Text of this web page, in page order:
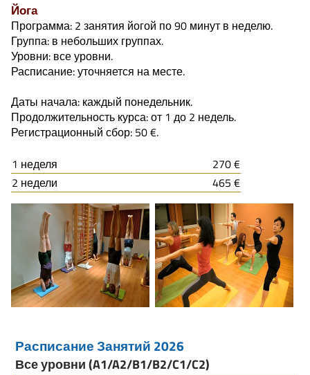
Йога
Программа: 2 занятия йогой по 90 минут в неделю.
Группа: в небольших группах.
Уровни: все уровни.
Расписание: уточняется на месте.
Даты начала: каждый понедельник.
Продолжительность курса: от 1 до 2 недель.
Регистрационный сбор: 50 €.
1 неделя
270 €
2 недели
465 €
Расписание Занятий 2026
Все уровни (A1/A2/B1/B2/C1/C2)